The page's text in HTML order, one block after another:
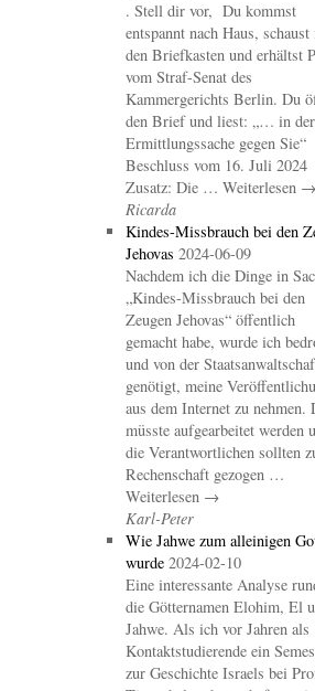
. Stell dir vor, Du kommst
entspannt nach Haus, schaust
den Briefkasten und erhältst
vom Straf-Senat des
Kammergerichts Berlin. Du
den Brief und liest: „… in der
Ermittlungssache gegen Sie“
Beschluss vom 16. Juli 2024
Zusatz: Die … Weiterlesen →
Ricarda
Kindes-Missbrauch bei den
Jehovas 2024-06-09
Nachdem ich die Dinge in
„Kindes-Missbrauch bei den
Zeugen Jehovas“ öffentlich
gemacht habe, wurde ich
und von der
genötigt, meine
aus dem Internet zu nehmen.
müsste aufgearbeitet werden
die Verantwortlichen sollten
Rechenschaft gezogen …
Weiterlesen →
Karl-Peter
Wie Jahwe zum alleinigen
wurde 2024-02-10
Eine interessante Analyse
die Götternamen Elohim, El
Jahwe. Als ich vor Jahren als
Kontaktstudierende ein
zur Geschichte Israels bei